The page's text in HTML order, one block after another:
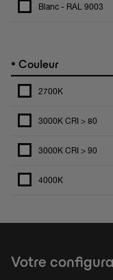
Blanc - RAL 9003
• Couleur
2700K
3000K CRI > 80
3000K CRI > 90
4000K
Votre